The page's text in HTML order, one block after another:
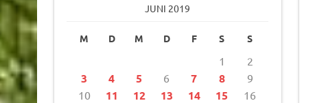
JUNI 2019
M D M D F S S
1 2
3 4 5 6 7 8
9
10
11 12 13 14 15
16